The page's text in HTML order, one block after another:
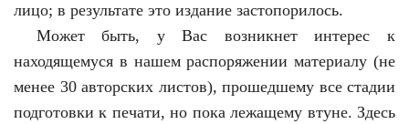
лицо; в результате это издание застопорилось.
Может быть, у Вас возникнет интерес к
находящемуся в нашем распоряжении материалу (не
менее 30 авторских листов), прошедшему все стадии
подготовки к печати, но пока лежащему втуне. Здесь